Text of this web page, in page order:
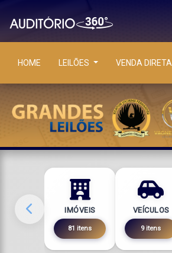
HOME LEILÕES VENDA DIRETA
IMÓVEIS
81 itens
VEÍCULOS
9 itens